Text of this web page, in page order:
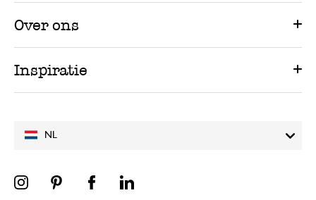
NL
Over ons
Inspiratie